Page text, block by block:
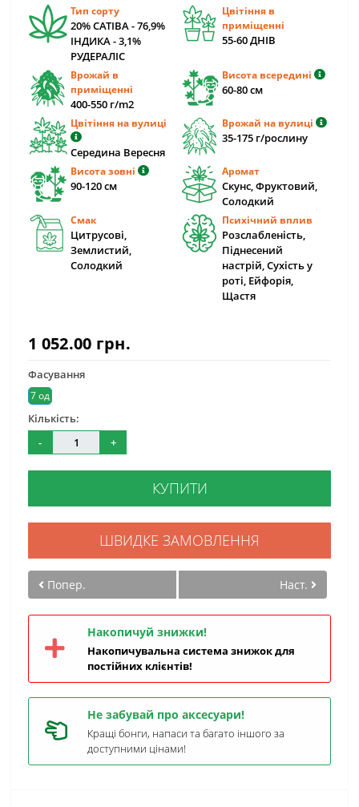
Тип сорту
20% САТІВА - 76,9%
ІНДИКА - 3,1%
РУДЕРАЛІС
Цвітіння в
приміщенні
55-60 ДНІВ
Врожай в
приміщенні
400-550 г/m2
Висота всередині
60-80 cм
Цвітіння на вулиці
Середина Вересня
Врожай на вулиці
35-175 г/рослину
Висота зовні
90-120 cм
Аромат
Скунс, Фруктовий,
Солодкий
Смак
Цитрусові,
Землистий,
Солодкий
Психічний вплив
Розслабленість,
Піднесений
настрій, Сухість у
роті, Ейфорія,
Щастя
1 052.00 грн.
Фасування
7 од
Кількість:
-
+
КУПИТИ
ШВИДКЕ ЗАМОВЛЕННЯ
Попер. Наст.
Накопичуй знижки!
Накопичувальна система знижок для
постійних клієнтів!
Не забувай про аксесуари!
Кращі бонги, напаси та багато іншого за
доступними цінами!